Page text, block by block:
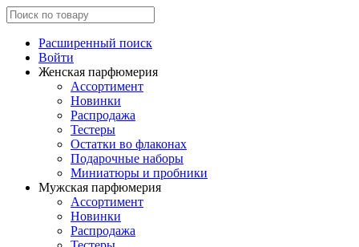
Расширенный поиск
Войти
Женская парфюмерия
Ассортимент
Новинки
Распродажа
Тестеры
Остатки во флаконах
Подарочные наборы
Миниатюры и пробники
Мужская парфюмерия
Ассортимент
Новинки
Распродажа